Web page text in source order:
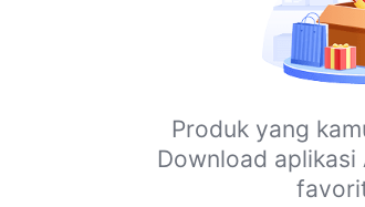
Produk yang
Download